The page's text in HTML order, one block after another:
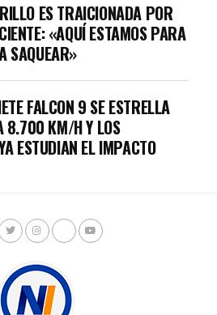
ES TRAICIONADA POR
«AQUÍ ESTAMOS PARA
SAQUEAR»
FALCON 9 SE ESTRELLA
8.700 KM/H Y LOS
ESTUDIAN EL IMPACTO